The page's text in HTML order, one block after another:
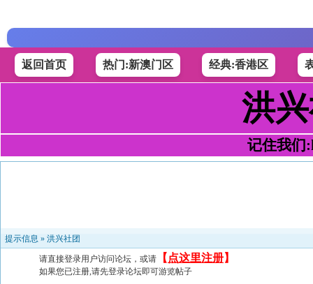
返回首页 热门:新澳门区 经典:香港区
洪
记住我们
提示信息 » 洪兴社团
请直接登录用户访问论坛，或请 【 点这里注册】
如果您已注册,请先登录论坛即可游览帖子